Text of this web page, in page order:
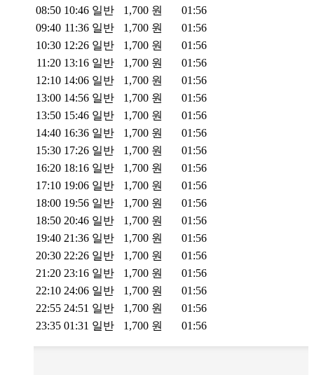
08:50 10:46 일반 1,700 원
01:56
09:40 11:36 일반 1,700 원
01:56
10:30 12:26 일반 1,700 원
01:56
11:20 13:16 일반 1,700 원
01:56
12:10 14:06 일반 1,700 원
01:56
13:00 14:56 일반 1,700 원
01:56
13:50 15:46 일반 1,700 원
01:56
14:40 16:36 일반 1,700 원
01:56
15:30 17:26 일반 1,700 원
01:56
16:20 18:16 일반 1,700 원
01:56
17:10 19:06 일반 1,700 원
01:56
18:00 19:56 일반 1,700 원
01:56
18:50 20:46 일반 1,700 원
01:56
19:40 21:36 일반 1,700 원
01:56
20:30 22:26 일반 1,700 원
01:56
21:20 23:16 일반 1,700 원
01:56
22:10 24:06 일반 1,700 원
01:56
22:55 24:51 일반 1,700 원
01:56
23:35 01:31 일반 1,700 원 01:56